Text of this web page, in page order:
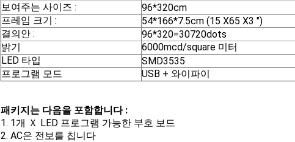
보여주는 사이즈 :
96*320cm
프레임 크기 :
54*166*7.5cm (15 X65 X3 ")
결의안 :
96*320=30720dots
밝기
6000mcd/square 미터
LED 타입
SMD3535
프로그램 모드
USB + 와이파이
패키지는 다음을 포함합니다 :
1. 1개 Ｘ LED 프로그램 가능한 부호 보드
2. AC은 전보를 칩니다